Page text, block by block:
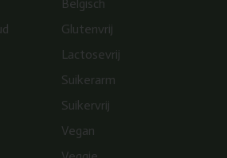
Belgisch
Glutenvrij
Lactosevrij
Suikerarm
Suikervrij
Vegan